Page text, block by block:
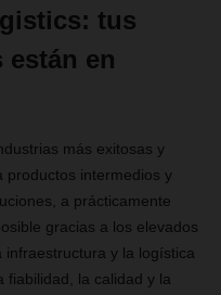
tus
en
más exitosas y
productos intermedios y
a prácticamente
gracias a los elevados
y la logística
fiabilidad, la calidad y la